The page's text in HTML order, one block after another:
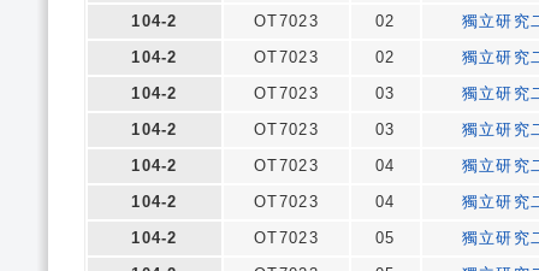
104-2
OT7023 02
獨立研究
104-2
OT7023 02
獨立研究
104-2
OT7023 03
獨立研究
104-2
OT7023 03
獨立研究
104-2
OT7023 04
獨立研究
104-2
OT7023 04
獨立研究
104-2
OT7023 05
獨立研究